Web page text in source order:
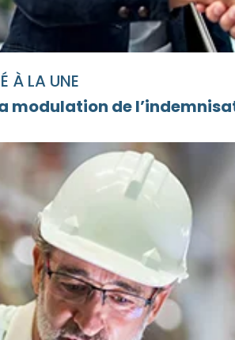
À LA UNE
modulation de